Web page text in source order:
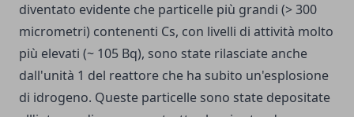
diventato evidente che particelle più grandi (> 300
micrometri) contenenti Cs, con livelli di attività molto
più elevati (~ 105 Bq), sono state rilasciate anche
dall'unità 1 del reattore che ha subito un'esplosione
di idrogeno. Queste particelle sono state depositate